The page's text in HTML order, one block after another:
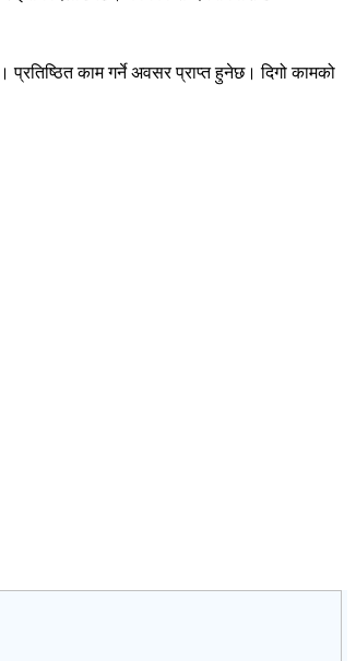
काम गर्ने अवसर प्राप्त हुनेछ। दिगो कामको